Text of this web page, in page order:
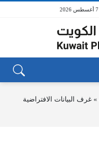
» غرف البيانات الافتراضية